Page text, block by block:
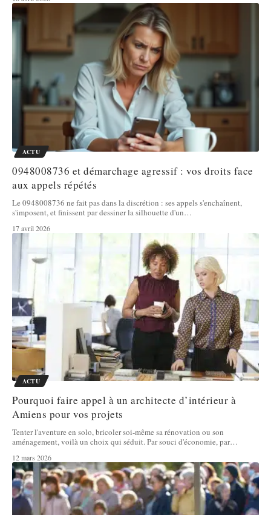
ACTU
0948008736 et démarchage agressif : vos droits face
aux appels répétés
Le 0948008736 ne fait pas dans la discrétion : ses appels s'enchaînent,
s'imposent, et finissent par dessiner la silhouette d'un…
17 avril 2026
ACTU
Pourquoi faire appel à un architecte d’intérieur à
Amiens pour vos projets
Tenter l'aventure en solo, bricoler soi-même sa rénovation ou son
aménagement, voilà un choix qui séduit. Par souci d'économie, par…
12 mars 2026